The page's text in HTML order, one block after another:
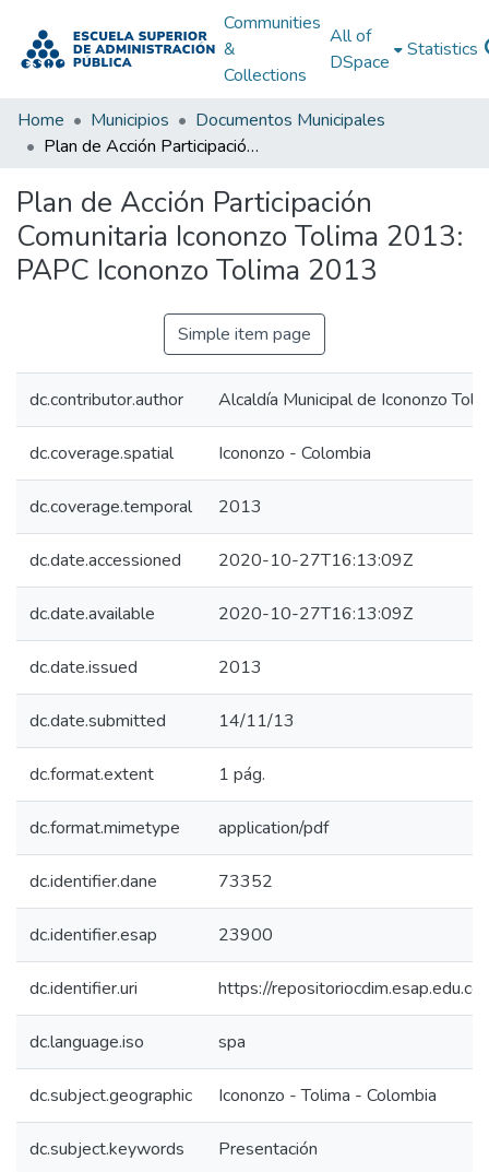
Communities
&
Collections
All of
DSpace
Statistics
Home Municipios
Documentos Municipales
Plan de Acción Participación Comunitaria Icononzo Tolima 2013: PAPC Icononzo Tolima 2013
Plan de Acción Participación
Comunitaria Icononzo Tolima 2013:
PAPC Icononzo Tolima 2013
Simple item page
dc.contributor.author Alcaldía Municipal de Icononzo
dc.coverage.spatial Icononzo - Colombia
dc.coverage.temporal 2013
dc.date.accessioned 2020-10-27T16:13:09Z
dc.date.available 2020-10-27T16:13:09Z
dc.date.issued 2013
dc.date.submitted 14/11/13
dc.format.extent 1 pág.
dc.format.mimetype application/pdf
dc.identifier.dane 73352
dc.identifier.esap 23900
dc.identifier.uri https://
dc.language.iso spa
dc.subject.geographic Icononzo - Tolima - Colombia
dc.subject.keywords Presentación